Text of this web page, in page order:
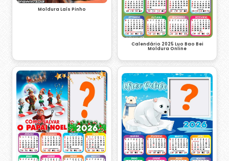
Moldura Laís Pinho
Calendário 2025 Luo Bao Bei
Moldura Online